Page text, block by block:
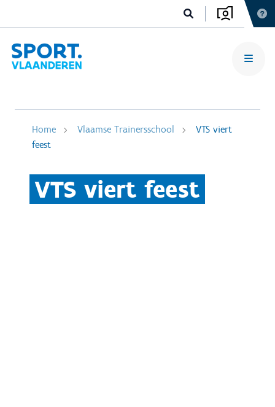
Home Vlaamse Trainersschool
VTS viert
feest
VTS viert feest